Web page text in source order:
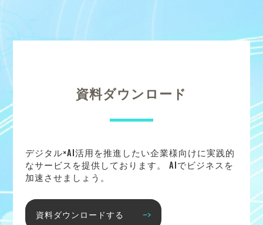
資料ダウンロード
デジタル×AI活用を推進したい企業様向けに実践的
なサービスを提供しております。 AIでビジネスを
加速させましょう。
資料ダウンロードする